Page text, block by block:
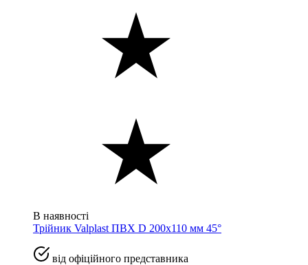
В наявності
Трійник Valplast ПВХ D 200x110 мм 45°
від офіційного представника